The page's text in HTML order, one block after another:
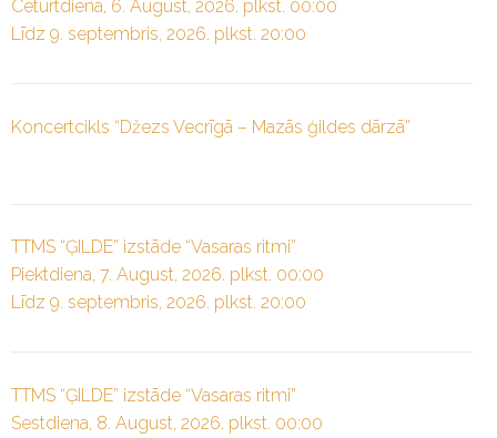
Ceturtdiena, 6. August, 2026. plkst. 00:00
Līdz 9. septembris, 2026. plkst. 20:00
Koncertcikls “Džezs Vecrīgā – Mazās ģildes dārzā”
TTMS “ĢILDE” izstāde “Vasaras ritmi”
Piektdiena, 7. August, 2026. plkst. 00:00
Līdz 9. septembris, 2026. plkst. 20:00
TTMS “ĢILDE” izstāde “Vasaras ritmi”
Sestdiena, 8. August, 2026. plkst. 00:00